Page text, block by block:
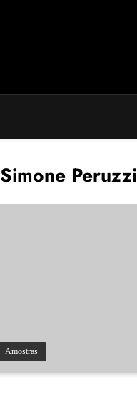
Simone Peruzzi
Amostras